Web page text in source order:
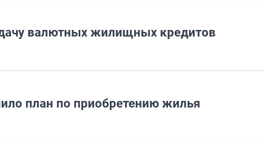
валютных жилищных кредитов
план по приобретению жилья